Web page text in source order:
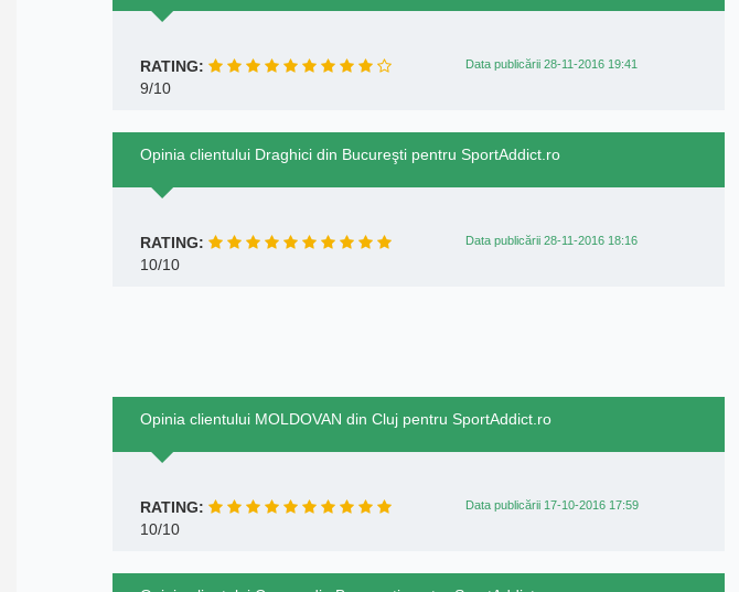
RATING: Data publicării 28-11-2016 19:41
9/10
Opinia clientului Draghici din Bucureşti pentru SportAddict.ro
RATING: Data publicării 28-11-2016 18:16
10/10
Opinia clientului MOLDOVAN din Cluj pentru SportAddict.ro
RATING: Data publicării 17-10-2016 17:59
10/10